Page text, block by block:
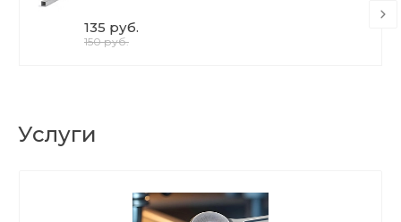
135 руб.
150 руб.
Услуги